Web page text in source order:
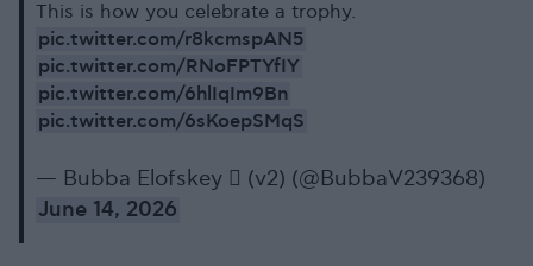
This is how you celebrate a trophy.
pic.twitter.com/r8kcmspAN5
pic.twitter.com/RNoFPTYfIY
pic.twitter.com/6hlIqIm9Bn
pic.twitter.com/6sKoepSMqS
— Bubba Elofskey  (v2) (@BubbaV239368)
June 14, 2026